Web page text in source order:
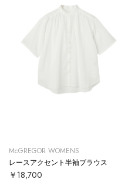
McGREGOR WOMENS
レースアクセント半袖ブラウス
￥18,700